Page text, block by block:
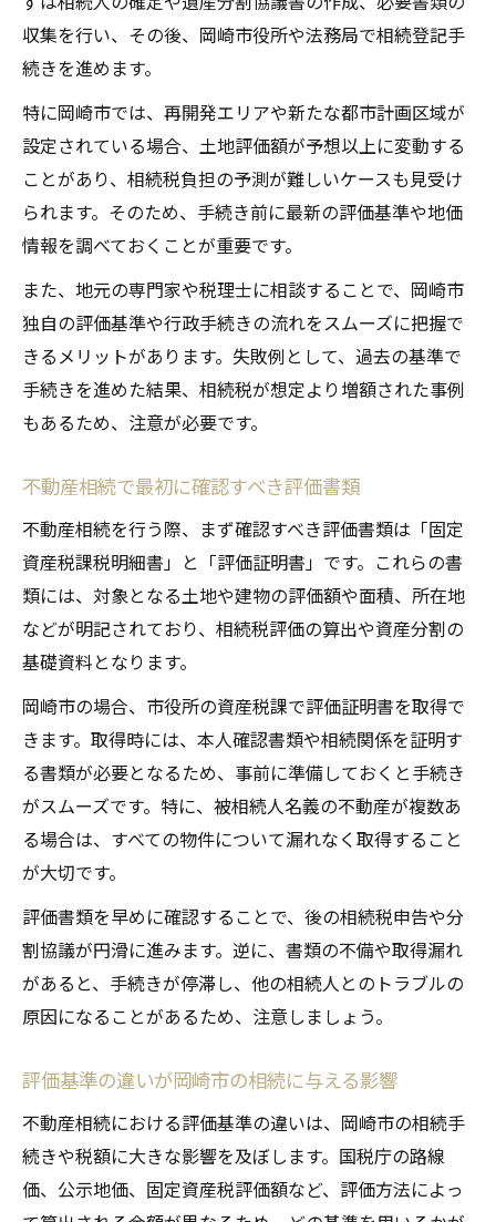
方
実勢価格と相続評価額の差を理解するポイ
ント
相談先選びで失敗しないための実践ポイント
不動産相続の相談先を選ぶときの比較基準
岡崎市で頼れる不動産相続の相談窓口とは
相談内容に応じた専門家の選び方と活用法
一覧
費用や受付時間で判断する相続相談窓口の
選択
三ヶ月ルールと期限管理で後悔しない相続
点
期限管理が岡崎市の相続トラブル予防に有
効
三ヶ月ルールを守るための不動産相続スケ
ジュール
相続期限を意識した評価手続きの進め方
不動産相続で後悔しないための期限対策法
収集を行い、その後、岡崎市役所や法務局で相続登記手
続きを進めます。
特に岡崎市では、再開発エリアや新たな都市計画区域が
設定されている場合、土地評価額が予想以上に変動する
ことがあり、相続税負担の予測が難しいケースも見受け
られます。そのため、手続き前に最新の評価基準や地価
情報を調べておくことが重要です。
また、地元の専門家や税理士に相談することで、岡崎市
独自の評価基準や行政手続きの流れをスムーズに把握で
きるメリットがあります。失敗例として、過去の基準で
手続きを進めた結果、相続税が想定より増額された事例
もあるため、注意が必要です。
不動産相続で最初に確認すべき評価書類
不動産相続を行う際、まず確認すべき評価書類は「固定
資産税課税明細書」と「評価証明書」です。これらの書
類には、対象となる土地や建物の評価額や面積、所在地
などが明記されており、相続税評価の算出や資産分割の
基礎資料となります。
岡崎市の場合、市役所の資産税課で評価証明書を取得で
きます。取得時には、本人確認書類や相続関係を証明す
る書類が必要となるため、事前に準備しておくと手続き
がスムーズです。特に、被相続人名義の不動産が複数あ
る場合は、すべての物件について漏れなく取得すること
が大切です。
評価書類を早めに確認することで、後の相続税申告や分
割協議が円滑に進みます。逆に、書類の不備や取得漏れ
があると、手続きが停滞し、他の相続人とのトラブルの
原因になることがあるため、注意しましょう。
評価基準の違いが岡崎市の相続に与える影響
不動産相続における評価基準の違いは、岡崎市の相続手
続きや税額に大きな影響を及ぼします。国税庁の路線
価、公示地価、固定資産税評価額など、評価方法によっ